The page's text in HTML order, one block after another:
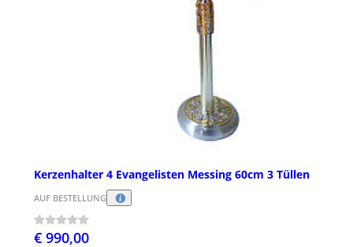
Kerzenhalter 4 Evangelisten Messing 60cm 3 Tüllen
AUF BESTELLUNG
€ 990,00